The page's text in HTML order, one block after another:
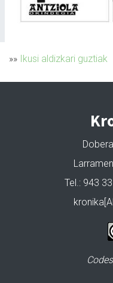
»» Ikusi aldizkari guztiak
Tel.: 943